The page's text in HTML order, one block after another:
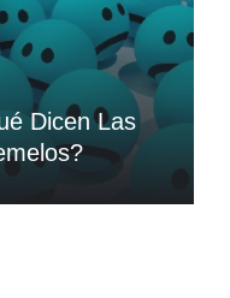
Dicen Las